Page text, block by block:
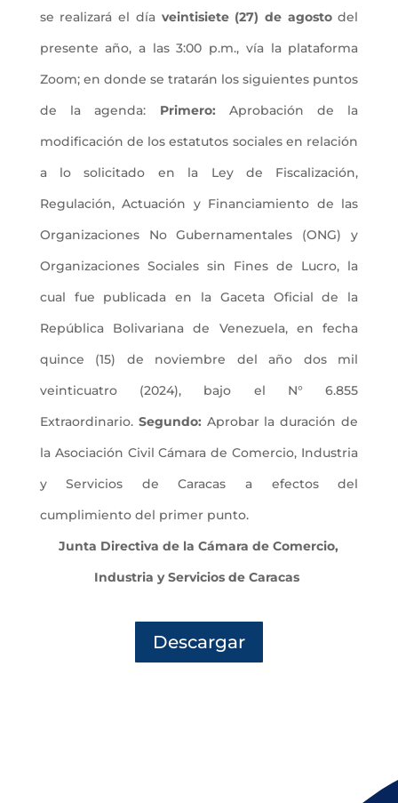
se realizará el día veintisiete (27) de agosto del
presente año, a las 3:00 p.m., vía la plataforma
Zoom; en donde se tratarán los siguientes puntos
de la agenda:
Primero:
Aprobación de la
modificación de los estatutos sociales en relación
a lo solicitado en la Ley de Fiscalización,
Regulación, Actuación y Financiamiento de las
Organizaciones No Gubernamentales (ONG) y
Organizaciones Sociales sin Fines de Lucro, la
cual fue publicada en la Gaceta Oficial de la
República Bolivariana de Venezuela, en fecha
quince (15) de noviembre del año dos mil
veinticuatro (2024), bajo el N° 6.855
Extraordinario. Segundo: Aprobar la duración de
la Asociación Civil Cámara de Comercio, Industria
y Servicios de Caracas a efectos del
cumplimiento del primer punto.
Junta Directiva de la Cámara de Comercio,
Industria y Servicios de Caracas
Descargar